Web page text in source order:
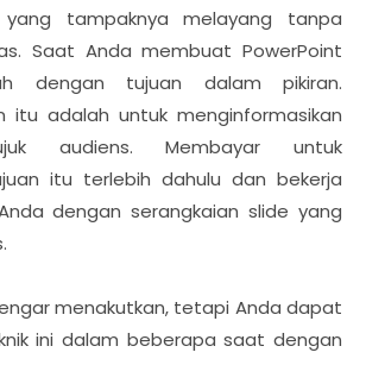
yang tampaknya melayang tanpa
Saat Anda membuat PowerPoint
dengan tujuan dalam pikiran.
itu adalah untuk menginformasikan
audiens. Membayar untuk
itu terlebih dahulu dan bekerja
dengan serangkaian slide yang
menakutkan, tetapi Anda dapat
ini dalam beberapa saat dengan